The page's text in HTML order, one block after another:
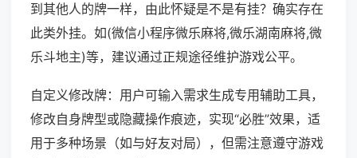
到其他人的牌一样，由此怀疑是不是有挂？确实存在
此类外挂。如(微信小程序微乐麻将,微乐湖南麻将,微
乐斗地主)等，建议通过正规途径维护游戏公平。
自定义修改牌：用户可输入需求生成专用辅助工具，
修改自身牌型或隐藏操作痕迹，实现“必胜”效果，适
用于多种场景（如与好友对局），但需注意遵守游戏